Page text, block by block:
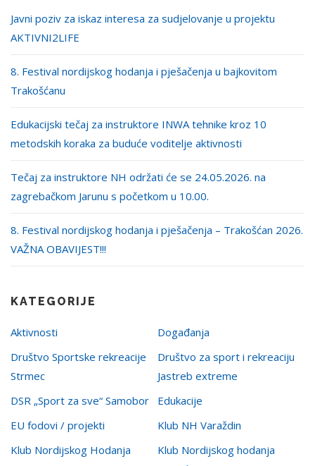
Javni poziv za iskaz interesa za sudjelovanje u projektu
AKTIVNI2LIFE
8. Festival nordijskog hodanja i pješačenja u bajkovitom
Trakošćanu
Edukacijski tečaj za instruktore INWA tehnike kroz 10
metodskih koraka za buduće voditelje aktivnosti
Tečaj za instruktore NH održati će se 24.05.2026. na
zagrebačkom Jarunu s početkom u 10.00.
8. Festival nordijskog hodanja i pješačenja – Trakošćan 2026.
VAŽNA OBAVIJEST!!!
KATEGORIJE
Aktivnosti
Događanja
Društvo Sportske rekreacije
Strmec
Društvo za sport i rekreaciju
Jastreb extreme
DSR „Sport za sve“ Samobor
Edukacije
EU fodovi / projekti
Klub NH Varaždin
Klub Nordijskog Hodanja
Klub Nordijskog hodanja